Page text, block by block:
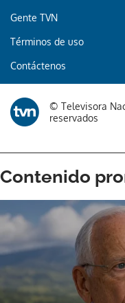
Gracias por
Gente TVN
Términos de uso
Contáctenos
© Televisora
reservados